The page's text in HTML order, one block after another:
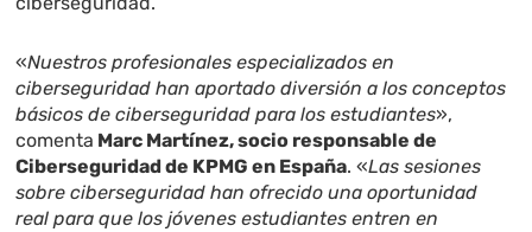
«Nuestros profesionales especializados en
ciberseguridad han aportado diversión a los conceptos
básicos de ciberseguridad para los estudiantes»,
comenta Marc Martínez, socio responsable de
Ciberseguridad de KPMG en España. «Las sesiones
sobre ciberseguridad han ofrecido una oportunidad
real para que los jóvenes estudiantes entren en